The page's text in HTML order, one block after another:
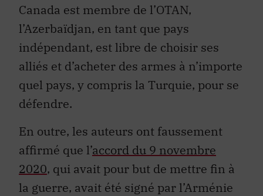
Canada est membre de l’OTAN,
l’Azerbaïdjan, en tant que pays
indépendant, est libre de choisir ses
alliés et d’acheter des armes à n’importe
quel pays, y compris la Turquie, pour se
défendre.
En outre, les auteurs ont faussement
affirmé que l’accord du 9 novembre
2020, qui avait pour but de mettre fin à
la guerre, avait été signé par l’Arménie